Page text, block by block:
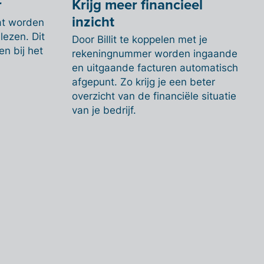
worden
Dit
bij het
Krijg meer financieel
inzicht
Door Billit te koppelen met je
rekeningnummer worden ingaande
en uitgaande facturen automatisch
afgepunt. Zo krijg je een beter
overzicht van de financiële situatie
van je bedrijf.